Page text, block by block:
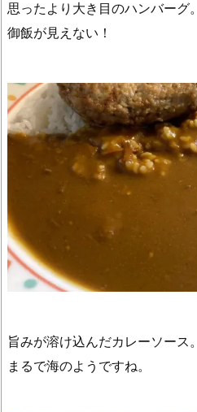
思ったより大き目のハンバーグ。
御飯が見えない！
旨みが溶け込んだカレーソース。
まるで海のようですね。